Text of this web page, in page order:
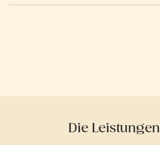
Die Leistungen